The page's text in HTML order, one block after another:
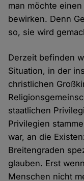
man möchte
bewirken. Denn
so, sie wird
Derzeit befinden
Situation, in der
christlichen
staatlichen
Privilegien
war, an die
Breitengraden
glauben. Erst
Menschen nicht